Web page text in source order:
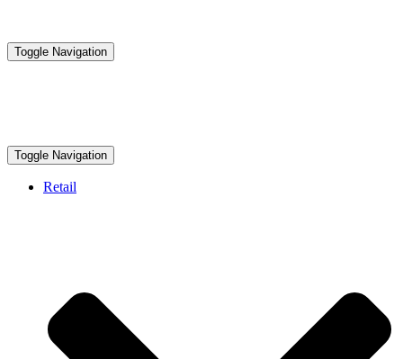
Toggle Navigation
Toggle Navigation
Retail